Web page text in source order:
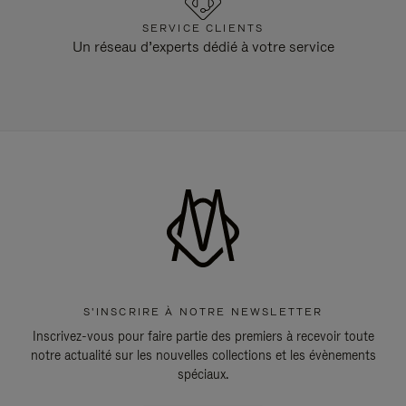
SERVICE CLIENTS
Un réseau d’experts dédié à votre service
S'INSCRIRE À NOTRE NEWSLETTER
Inscrivez-vous pour faire partie des premiers à recevoir toute
notre actualité sur les nouvelles collections et les évènements
spéciaux.